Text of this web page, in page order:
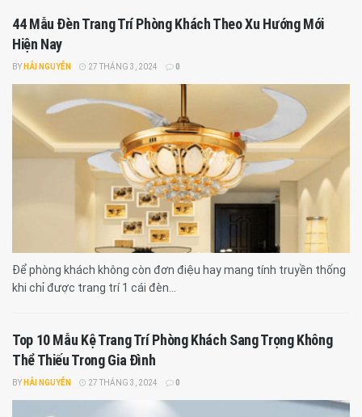
44 Mẫu Đèn Trang Trí Phòng Khách Theo Xu Hướng Mới
Hiện Nay
BY HẢI NGUYỄN 27 THÁNG 3, 2024 0
Để phòng khách không còn đơn điệu hay mang tính truyền thống
khi chỉ được trang trí 1 cái đèn...
Top 10 Mẫu Kệ Trang Trí Phòng Khách Sang Trọng Không
Thể Thiếu Trong Gia Đình
BY HẢI NGUYỄN 27 THÁNG 3, 2024 0